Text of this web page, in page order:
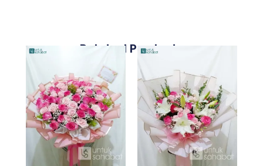
Related Products
Original
was:
Rp2.599.000.
Current
price
is:
Rp2.249.000.